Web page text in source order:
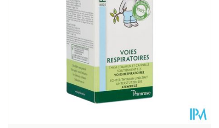
Température ambiante (15°C -
25°C)